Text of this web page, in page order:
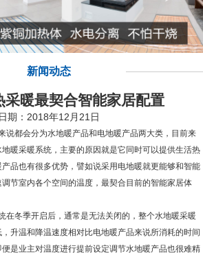
新闻动态
采暖最契合智能家居配置
日期：2018年12月21日
都会分为水地暖产品和电地暖产品两大类，目前来
暖采暖系统，主要的原因就是它同时可以提供生活热
品也有很多优势，譬如说采用电地暖就更能够和智能
节室内各个空间的温度，最契合目前的智能家居体
冬季开启后，通常是无法关闭的，整个水地暖采暖
升温和降温速度相对比电地暖产品来说所消耗的时间
是业主对温度进行提前设定调节水地暖产品也很难精